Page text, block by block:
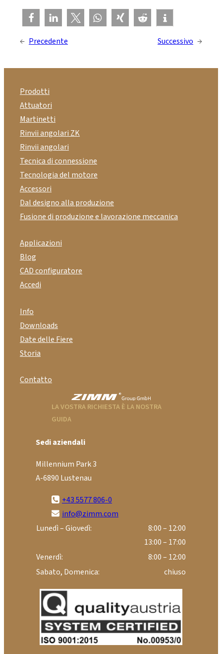
← Precedente Successivo →
Prodotti
Attuatori
Martinetti
Rinvii angolari ZK
Rinvii angolari
Tecnica di connessione
Tecnologia del motore
Accessori
Dal designo alla produzione
Fusione di produzione e lavorazione meccanica
Applicazioni
Blog
CAD configuratore
Accedi
Info
Downloads
Date delle Fiere
Storia
Contatto
LA VOSTRA RICHIESTA È LA NOSTRA
GUIDA
Sedi aziendali
Millennium Park 3
A-6890 Lustenau
+43 5577 806-0
info@zimm.com
Lunedì – Giovedì:
8:00 – 12:00
13:00 – 17:00
Venerdì:
8:00 – 12:00
Sabato, Domenica:
chiuso